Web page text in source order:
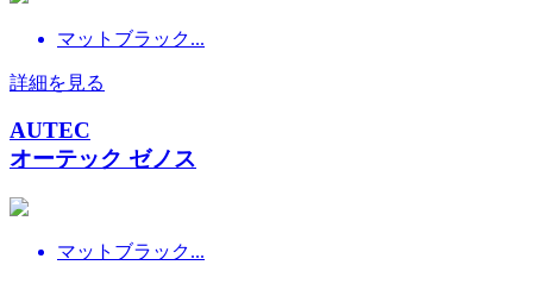
マットブラック...
詳細を見る
AUTEC
オーテック ゼノス
マットブラック...